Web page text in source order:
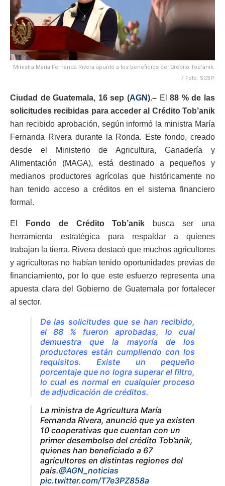
Ministra María Fernanda Rivera apuntó a los beneficios del Crédito Tob'anik.
/ Foto: SCSP.
Ciudad de Guatemala, 16 sep (AGN).– El88 % de las
solicitudes recibidas para acceder al Crédito Tob’anik
han recibido aprobación, según informó la ministra María
Fernanda Rivera durante la Ronda. Este fondo, creado
desde el Ministerio de Agricultura, Ganadería y
Alimentación (MAGA), está destinado a pequeños y
medianos productores agrícolas que históricamente no
han tenido acceso a créditos en el sistema financiero
formal.
El Fondo de Crédito Tob’anik busca ser una
herramienta estratégica para respaldar a quienes
trabajan la tierra. Rivera destacó que muchos agricultores
y agricultoras no habían tenido oportunidades previas de
financiamiento, por lo que este esfuerzo representa una
apuesta clara del Gobierno de Guatemala por fortalecer
al sector.
De las solicitudes que se han recibido,
el 88 % fueron aprobadas, lo cual
demuestra que la mayoría de los
productores están cumpliendo con los
requisitos. Existe un pequeño
porcentaje que no logra superar el filtro,
lo cual es normal en cualquier proceso
de adjudicación de créditos.
La ministra de Agricultura María
Fernanda Rivera, anunció que ya existen
10 cooperativas que cuentan con un
primer desembolso del crédito Tob’anik,
quienes han beneficiado a 67
agricultores en distintas regiones del
país.@AGN_noticias
pic.twitter.com/T7e3PZ858a